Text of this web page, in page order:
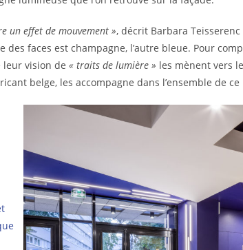
un effet de mouvement », décrit Barbara
des faces est champagne, l’autre bleue. Pour
vision de « traits de lumière » les mènent vers
belge, les accompagne dans l’ensemble de